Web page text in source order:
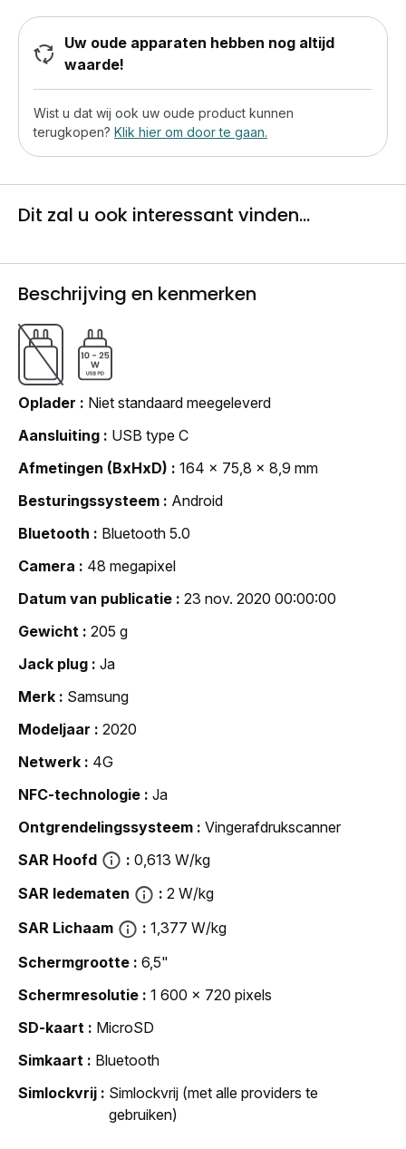
Uw oude apparaten hebben nog altijd
waarde!
Wist u dat wij ook uw oude product kunnen
terugkopen? Klik hier om door te gaan.
Dit zal u ook interessant vinden...
Beschrijving en kenmerken
Oplader
Niet standaard meegeleverd
Aansluiting
USB type C
Afmetingen (BxHxD)
164 x 75,8 x 8,9 mm
Besturingssysteem
Android
Bluetooth
Bluetooth 5.0
Camera
48 megapixel
Datum van publicatie
23 nov. 2020 00:00:00
Gewicht
205 g
Jack plug
Ja
Merk
Samsung
Modeljaar
2020
Netwerk
4G
NFC-technologie
Ja
Ontgrendelingssysteem
Vingerafdrukscanner
SAR Hoofd
0,613 W/kg
SAR ledematen
2 W/kg
SAR Lichaam
1,377 W/kg
Schermgrootte
6,5"
Schermresolutie
1 600 x 720 pixels
SD-kaart
MicroSD
Simkaart
Bluetooth
Simlockvrij
Simlockvrij (met alle providers te
gebruiken)